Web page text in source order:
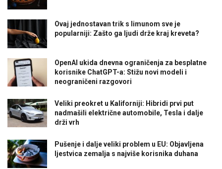
Ovaj jednostavan trik s limunom sve je
popularniji: Zašto ga ljudi drže kraj kreveta?
OpenAI ukida dnevna ograničenja za besplatne
korisnike ChatGPT-a: Stižu novi modeli i
neograničeni razgovori
Veliki preokret u Kaliforniji: Hibridi prvi put
nadmašili električne automobile, Tesla i dalje
drži vrh
Pušenje i dalje veliki problem u EU: Objavljena
ljestvica zemalja s najviše korisnika duhana